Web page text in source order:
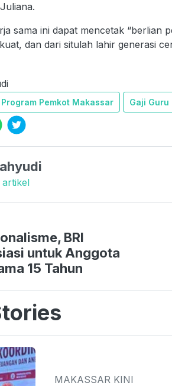
sama ini dapat mencetak “berlian
dan dari situlah lahir generasi
Program Pemkot Makassar Gaji
artikel
BRI
untuk Anggota
15 Tahun
MAKASSAR KINI